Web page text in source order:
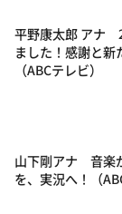
本日はダ
朝だ！生
教えて！
新婚さん
ポツンと
平野康太郎 アナ
ました！感謝と新
（ABCテレビ）
山下剛アナ 音楽
を、実況へ！（